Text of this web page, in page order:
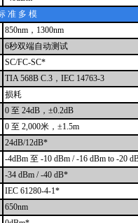
准 多 模
850nm，1300nm
6秒双端自动测试
SC/FC-SC*
TIA 568B C.3，IEC 14763-3
损耗
0 至 24dB，±0.2dB
0 至 2,000米，±1.5m
24dB/12dB*
-4dBm 至 -10 dBm / -16 dBm to -20
-34 dBm / -40 dB*
IEC 61280-4-1*
650nm